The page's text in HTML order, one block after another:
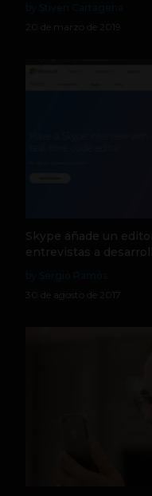
20 de marzo de 2019
Skype añade un
entrevistas a
30 de agosto de 2017